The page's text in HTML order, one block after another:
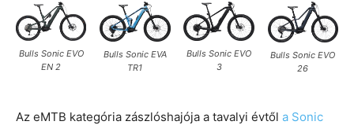
Bulls Sonic EVO
EN 2
Bulls Sonic EVA
TR1
Bulls Sonic EVO
3
Bulls Sonic EVO
26
Az eMTB kategória zászlóshajója a tavalyi évtől a Sonic